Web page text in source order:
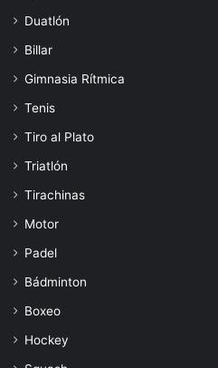
Duatlón
Billar
Gimnasia Rítmica
Tenis
Tiro al Plato
Triatlón
Tirachinas
Motor
Padel
Bádminton
Boxeo
Hockey